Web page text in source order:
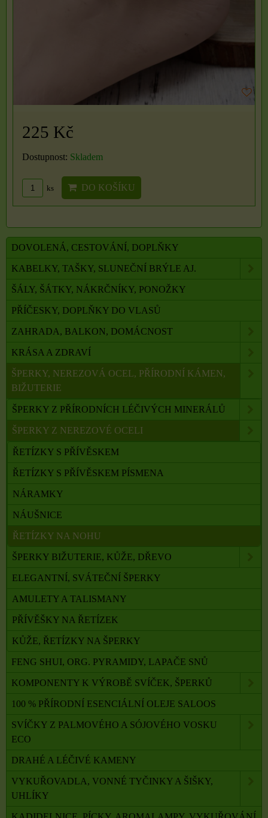
225 Kč
Dostupnost: Skladem
ks DO KOŠÍKU
DOVOLENÁ, CESTOVÁNÍ, DOPLŇKY
KABELKY, TAŠKY, SLUNEČNÍ BRÝLE AJ.
ŠÁLY, ŠÁTKY, NÁKRČNÍKY, PONOŽKY
PŘÍČESKY, DOPLŇKY DO VLASŮ
ZAHRADA, BALKON, DOMÁCNOST
KRÁSA A ZDRAVÍ
ŠPERKY, NEREZOVÁ OCEL, PŘÍRODNÍ KÁMEN,
BIŽUTERIE
ŠPERKY Z PŘÍRODNÍCH LÉČIVÝCH MINERÁLŮ
ŠPERKY Z NEREZOVÉ OCELI
ŘETÍZKY S PŘÍVĚSKEM
ŘETÍZKY S PŘÍVĚSKEM PÍSMENA
NÁRAMKY
NÁUŠNICE
ŘETÍZKY NA NOHU
ŠPERKY BIŽUTERIE, KŮŽE, DŘEVO
ELEGANTNÍ, SVÁTEČNÍ ŠPERKY
AMULETY A TALISMANY
PŘÍVĚŠKY NA ŘETÍZEK
KŮŽE, ŘETÍZKY NA ŠPERKY
FENG SHUI, ORG. PYRAMIDY, LAPAČE SNŮ
KOMPONENTY K VÝROBĚ SVÍČEK, ŠPERKŮ
100 % PŘÍRODNÍ ESENCIÁLNÍ OLEJE SALOOS
SVÍČKY Z PALMOVÉHO A SÓJOVÉHO VOSKU
ECO
DRAHÉ A LÉČIVÉ KAMENY
VYKUŘOVADLA, VONNÉ TYČINKY A ŠIŠKY,
UHLÍKY